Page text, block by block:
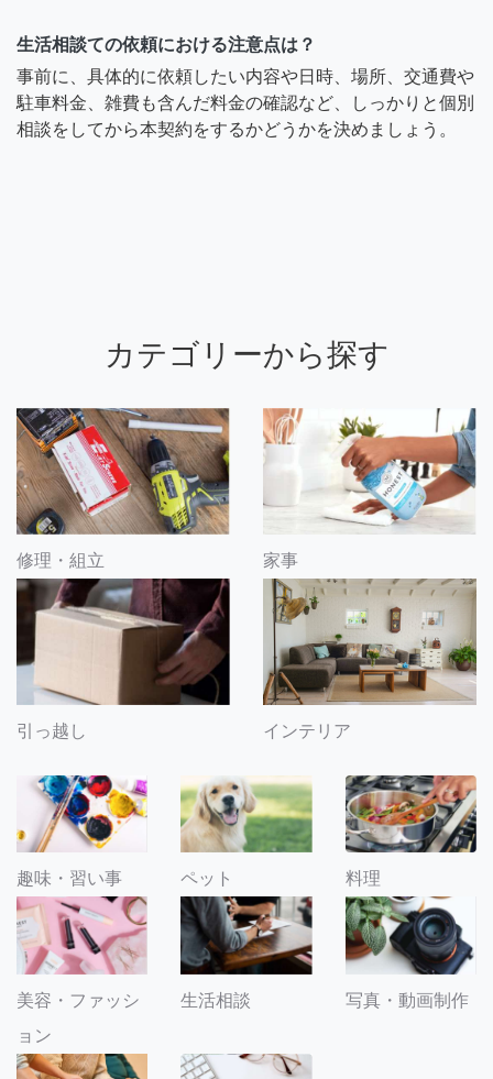
生活相談ての依頼における注意点は？
事前に、具体的に依頼したい内容や日時、場所、交通費や
駐車料金、雑費も含んだ料金の確認など、しっかりと個別
相談をしてから本契約をするかどうかを決めましょう。
カテゴリーから探す
修理・組立 家事
引っ越し インテリア
趣味・習い事 ペット 料理
美容・ファッシ
ョン
生活相談 写真・動画制作